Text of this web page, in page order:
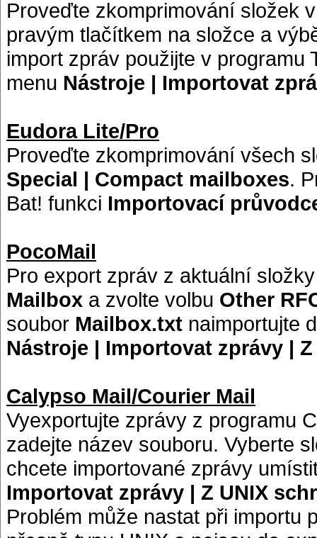
Proveďte zkomprimování složek
pravým tlačítkem na složce a
import zpráv použijte v programu
menu Nástroje | Importovat
Eudora Lite/Pro
Proveďte zkomprimování všech
Special | Compact mailboxes.
Bat! funkci Importovací
PocoMail
Pro export zpráv z aktuální
Mailbox a zvolte volbu Other
soubor Mailbox.txt naimportujte
Nástroje | Importovat zprávy |
Calypso Mail/Courier Mail
Vyexportujte zprávy z programu
zadejte název souboru. Vyberte
chcete importované zprávy
Importovat zprávy | Z UNIX
Problém může nastat při importu